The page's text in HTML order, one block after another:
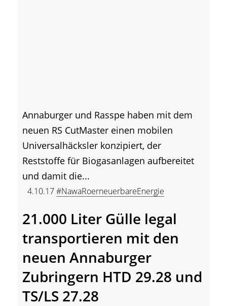
Annaburger und Rasspe haben mit dem
neuen RS CutMaster einen mobilen
Universalhäcksler konzipiert, der
Reststoffe für Biogasanlagen aufbereitet
und damit die...
4.10.17#NawaRoerneuerbareEnergie
21.000 Liter Gülle legal
transportieren mit den
neuen Annaburger
Zubringern HTD 29.28 und
TS/LS 27.28